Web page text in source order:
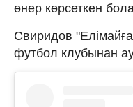
өнер көрсеткен
Свиридов
футбол клубынан